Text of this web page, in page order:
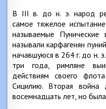
В III в. до н. э. народ
самое тяжелое
называемые
называли карфагенян
начавшуюся в 264 г. до н.
три года, римляне
действиям своего
Сицилию. Вторая война
восемнадцать лет, но